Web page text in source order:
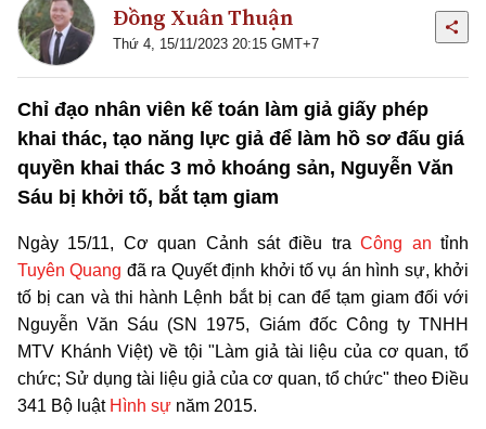
Đồng Xuân Thuận
Thứ 4, 15/11/2023 20:15 GMT+7
Chỉ đạo nhân viên kế toán làm giả giấy phép
khai thác, tạo năng lực giả để làm hồ sơ đấu giá
quyền khai thác 3 mỏ khoáng sản, Nguyễn Văn
Sáu bị khởi tố, bắt tạm giam
Ngày 15/11, Cơ quan Cảnh sát điều traCông an tỉnh
Tuyên Quang đã ra Quyết định khởi tố vụ án hình sự, khởi
tố bị can và thi hành Lệnh bắt bị can để tạm giam đối với
Nguyễn Văn Sáu (SN 1975, Giám đốc Công ty TNHH
MTV Khánh Việt) về tội "Làm giả tài liệu của cơ quan, tổ
chức; Sử dụng tài liệu giả của cơ quan, tổ chức" theo Điều
341 Bộ luật Hình sự năm 2015.